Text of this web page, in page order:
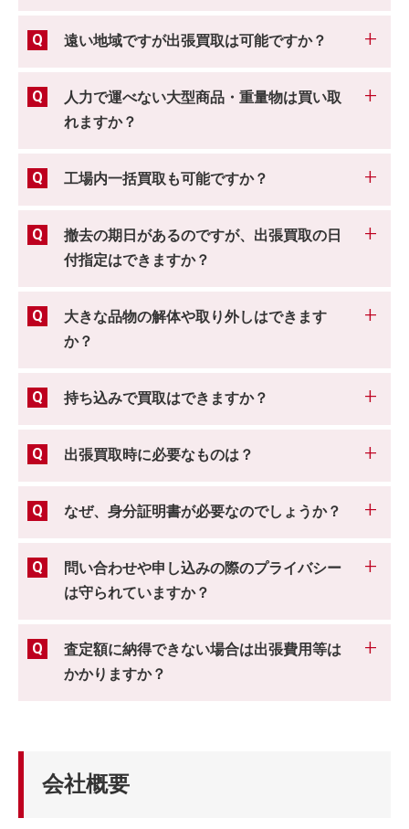
遠い地域ですが出張買取は可能ですか？
人力で運べない大型商品・重量物は買い取
れますか？
工場内一括買取も可能ですか？
撤去の期日があるのですが、出張買取の日
付指定はできますか？
大きな品物の解体や取り外しはできます
か？
持ち込みで買取はできますか？
出張買取時に必要なものは？
なぜ、身分証明書が必要なのでしょうか？
問い合わせや申し込みの際のプライバシー
は守られていますか？
査定額に納得できない場合は出張費用等は
かかりますか？
会社概要